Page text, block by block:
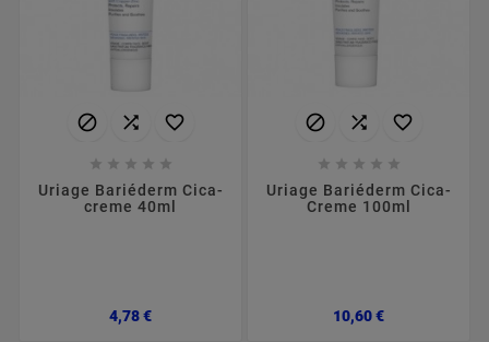
  
    
Uriage Bariéderm Cica-
creme 40ml
4,78 €Preço
  
    
Uriage Bariéderm Cica-
Creme 100ml
10,60 €Preço